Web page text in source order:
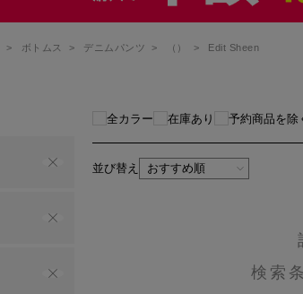
> ボトムス > デニムパンツ > （） > Edit Sheen
全カラー 在庫あり 予約商品を除
並び替え
検索